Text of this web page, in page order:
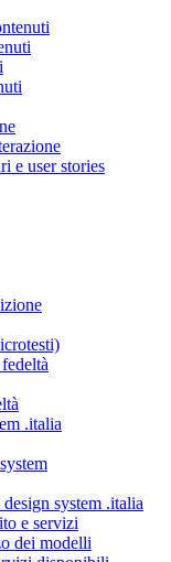
e user stories
.italia
system .italia
e servizi
dei modelli